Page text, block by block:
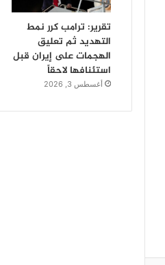
تقرير: ترامب كرر نمط
التهديد ثم تعليق
الهجمات على إيران قبل
استئنافها لاحقاً
أغسطس 3, 2026